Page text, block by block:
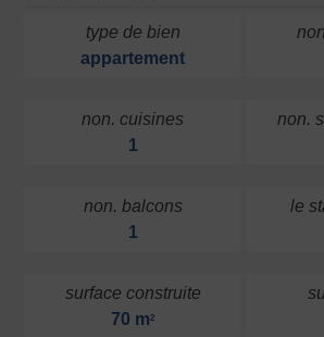
type de bien
appartement
non. cuisines
1
non.
non. balcons
1
le
surface construite
70 m2